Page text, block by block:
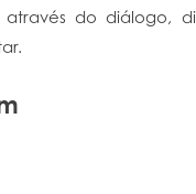
do diálogo,